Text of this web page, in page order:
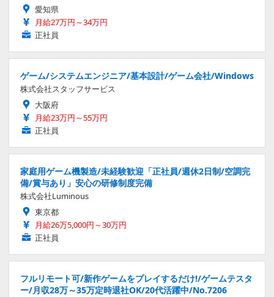
愛知県
月給27万円～34万円
正社員
ゲーム/システムエンジニア/基本設計/ゲーム会社/Windows
株式会社スタッフサービス
大阪府
月給23万円～55万円
正社員
家庭用ゲーム機製造/未経験歓迎「正社員/週休2日制/空調完
備/賞与あり」安心の研修制度完備
株式会社Luminous
東京都
月給26万5,000円～30万円
正社員
フルリモート可/新作ゲームをプレイするだけ!/ゲームテスタ
ー/月収28万～35万定時退社OK/20代活躍中/No.7206